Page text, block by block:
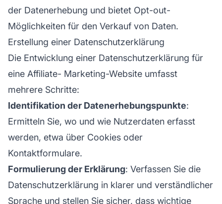
der Datenerhebung und bietet Opt-out-
Möglichkeiten für den Verkauf von Daten.
Erstellung einer Datenschutzerklärung
Die Entwicklung einer Datenschutzerklärung für
eine Affiliate- Marketing-Website umfasst
mehrere Schritte:
Identifikation der Datenerhebungspunkte:
Ermitteln Sie, wo und wie Nutzerdaten erfasst
werden, etwa über Cookies oder
Kontaktformulare.
Formulierung der Erklärung: Verfassen Sie die
Datenschutzerklärung in klarer und verständlicher
Sprache und stellen Sie sicher, dass wichtige